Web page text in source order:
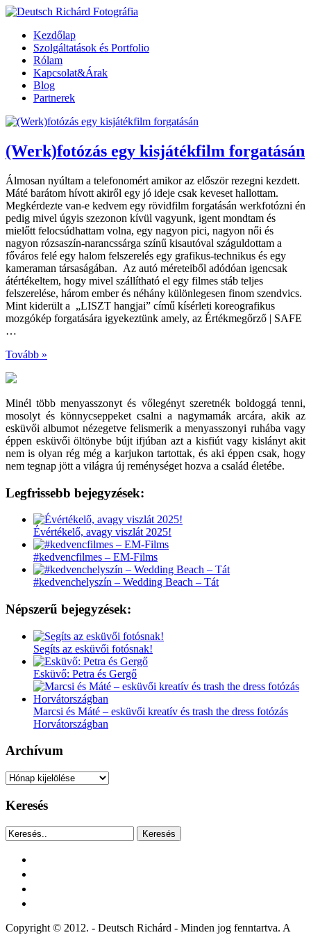
Kezdőlap
Szolgáltatások és Portfolio
Rólam
Kapcsolat&Árak
Blog
Partnerek
(Werk)fotózás egy kisjátékfilm forgatásán
Álmosan nyúltam a telefonomért amikor az először rezegni kezdett.
Máté barátom hívott akiről egy jó ideje csak keveset hallottam.
Megkérdezte van-e kedvem egy rövidfilm forgatásán werkfotózni én
pedig mivel úgyis szezonon kívül vagyunk, igent mondtam és
mielőtt felocsúdhattam volna, egy nagyon pici, nagyon női és
nagyon rózsaszín-narancssárga színű kisautóval száguldottam a
főváros felé egy halom felszerelés egy grafikus-technikus és egy
kameraman társaságában. Az autó méreteiből adódóan igencsak
átértékeltem, hogy mivel szállítható el egy filmes stáb teljes
felszerelése, három ember és néhány különlegesen finom szendvics.
Mint kiderült a „LISZT hangjai” című kísérleti koreografikus
mozgókép forgatására igyekeztünk amely, az Értékmegőrző | SAFE
…
Tovább »
Minél több menyasszonyt és vőlegényt szeretnék boldoggá tenni,
mosolyt és könnycseppeket csalni a nagymamák arcára, akik az
esküvői albumot nézegetve felismerik a menyasszonyi ruhába vagy
éppen esküvői öltönybe bújt ifjúban azt a kisfiút vagy kislányt akit
nem is olyan rég még a karjukon tartottak, és aki éppen csak, hogy
nem tegnap jött a világra új reménységet hozva a család életébe.
Legfrissebb bejegyzések:
Évértékelő, avagy viszlát 2025!
#kedvencfilmes – EM-Films
#kedvenchelyszín – Wedding Beach – Tát
Népszerű bejegyzések:
Segíts az esküvői fotósnak!
Esküvő: Petra és Gergő
Marcsi és Máté – esküvői kreatív és trash the dress fotózás
Horvátországban
Archívum
Archívum
Keresés
Keresés
Copyright © 2012. - Deutsch Richárd - Minden jog fenntartva. A